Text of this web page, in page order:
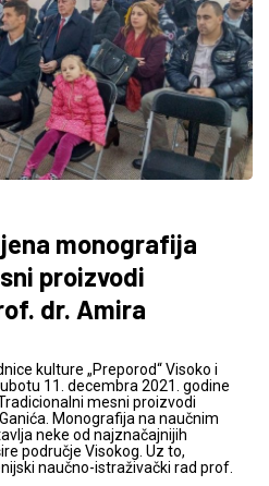
monografija
proizvodi
dr. Amira
kulture „Preporod“ Visoko i
11. decembra 2021. godine
mesni proizvodi
Monografija na naučnim
neke od najznačajnijih
područje Visokog. Uz to,
naučno-istraživački rad prof.